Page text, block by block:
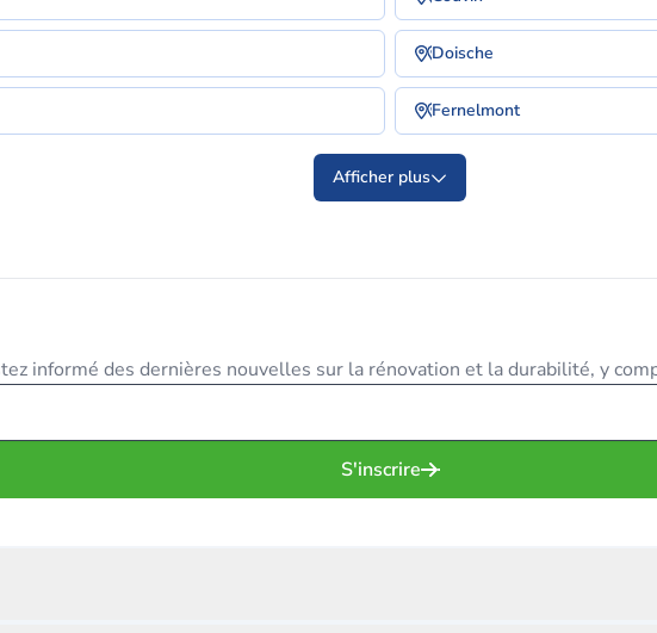
Doische
Fernelmont
Afficher plus
informé des dernières nouvelles sur la rénovation et la durabilité, y
S'inscrire